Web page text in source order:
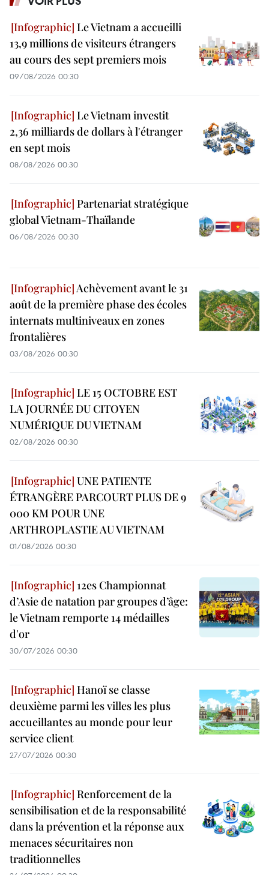
Le Vietnam a accueilli
13,9 millions de visiteurs étrangers
au cours des sept premiers mois
09/08/2026 00:30
Le Vietnam investit
2,36 milliards de dollars à l'étranger
en sept mois
08/08/2026 00:30
Partenariat stratégique
global Vietnam-Thaïlande
06/08/2026 00:30
Achèvement avant le 31
août de la première phase des écoles
internats multiniveaux en zones
frontalières
03/08/2026 00:30
LE 15 OCTOBRE EST
LA JOURNÉE DU CITOYEN
NUMÉRIQUE DU VIETNAM
02/08/2026 00:30
UNE PATIENTE
ÉTRANGÈRE PARCOURT PLUS DE 9
000 KM POUR UNE
ARTHROPLASTIE AU VIETNAM
01/08/2026 00:30
12es Championnat
d’Asie de natation par groupes d’âge:
le Vietnam remporte 14 médailles
d'or
30/07/2026 00:30
Hanoï se classe
deuxième parmi les villes les plus
accueillantes au monde pour leur
service client
27/07/2026 00:30
Renforcement de la
sensibilisation et de la responsabilité
dans la prévention et la réponse aux
menaces sécuritaires non
traditionnelles